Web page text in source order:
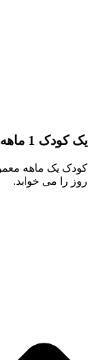
1 ماهه چند ساعت در روز می خوابد؟
را می خوابد.